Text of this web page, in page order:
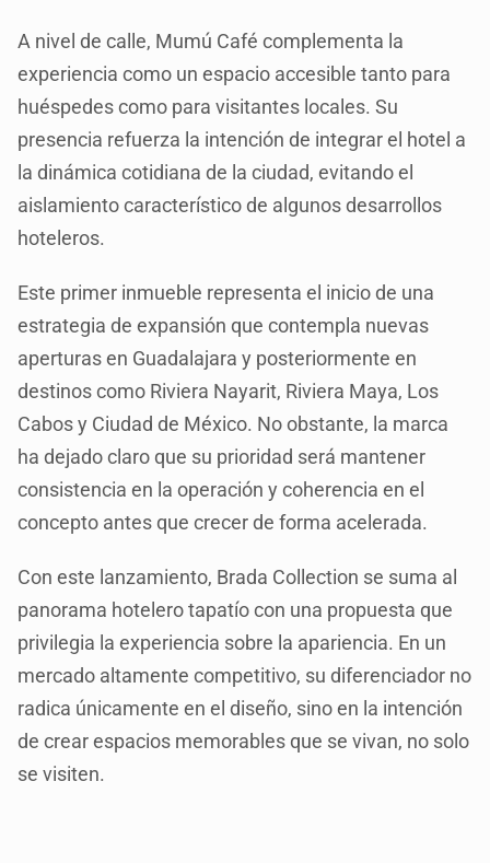
A nivel de calle, Mumú Café complementa la
experiencia como un espacio accesible tanto para
huéspedes como para visitantes locales. Su
presencia refuerza la intención de integrar el hotel a
la dinámica cotidiana de la ciudad, evitando el
aislamiento característico de algunos desarrollos
hoteleros.
Este primer inmueble representa el inicio de una
estrategia de expansión que contempla nuevas
aperturas en Guadalajara y posteriormente en
destinos como Riviera Nayarit, Riviera Maya, Los
Cabos y Ciudad de México. No obstante, la marca
ha dejado claro que su prioridad será mantener
consistencia en la operación y coherencia en el
concepto antes que crecer de forma acelerada.
Con este lanzamiento, Brada Collection se suma al
panorama hotelero tapatío con una propuesta que
privilegia la experiencia sobre la apariencia. En un
mercado altamente competitivo, su diferenciador no
radica únicamente en el diseño, sino en la intención
de crear espacios memorables que se vivan, no solo
se visiten.